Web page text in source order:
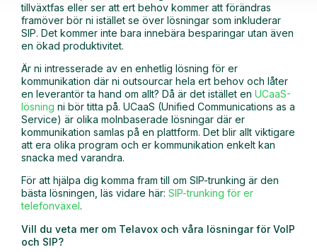
tillväxtfas eller ser att ert behov kommer att förändras
framöver bör ni istället se över lösningar som inkluderar
SIP. Det kommer inte bara innebära besparingar utan även
en ökad produktivitet.
Är ni intresserade av en enhetlig lösning för er
kommunikation där ni outsourcar hela ert behov och låter
en leverantör ta hand om allt? Då är det istället en UCaaS-
lösning ni bör titta på. UCaaS (Unified Communications as a
Service) är olika molnbaserade lösningar där er
kommunikation samlas på en plattform. Det blir allt viktigare
att era olika program och er kommunikation enkelt kan
snacka med varandra.
För att hjälpa dig komma fram till om SIP-trunking är den
bästa lösningen, läs vidare här: SIP-trunking för er
telefonväxel.
Vill du veta mer om Telavox och våra lösningar för VoIP
och SIP?